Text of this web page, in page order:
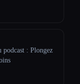
podcast : Plongez